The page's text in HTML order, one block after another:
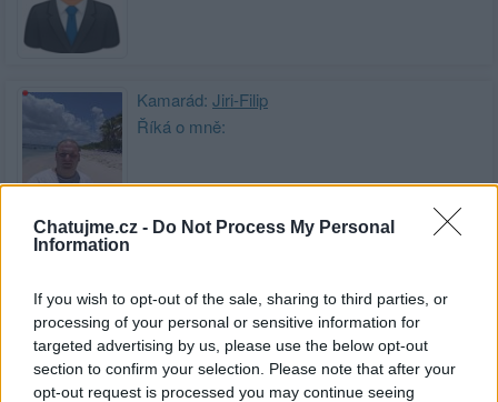
Chatujme.cz - Do Not Process My Personal
Information
If you wish to opt-out of the sale, sharing to third parties, or
processing of your personal or sensitive information for
targeted advertising by us, please use the below opt-out
section to confirm your selection. Please note that after your
opt-out request is processed you may continue seeing
Kamarád: Jiri-Filip
Říká o mně: